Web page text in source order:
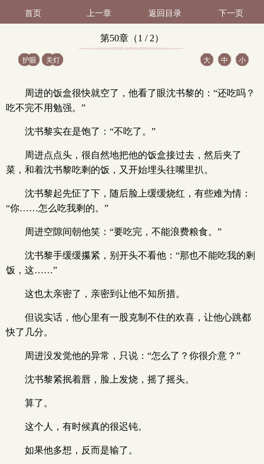
首页 上一章 返回目录 下一页
第50章（1 / 2）
护眼 关灯 大 中 小
周进的饭盒很快就空了，他看了眼沈书黎的：“还吃吗？
吃不完不用勉强。”
沈书黎实在是饱了：“不吃了。”
周进点点头，很自然地把他的饭盒接过去，然后夹了
菜，和着沈书黎吃剩的饭，又开始埋头往嘴里扒。
沈书黎起先怔了下，随后脸上缓缓烧红，有些难为情：
“你……怎么吃我剩的。”
周进空隙间朝他笑：“要吃完，不能浪费粮食。”
沈书黎手缓缓攥紧，别开头不看他：“那也不能吃我的剩
饭，这……”
这也太亲密了，亲密到让他不知所措。
但说实话，他心里有一股克制不住的欢喜，让他心跳都
快了几分。
周进没发觉他的异常，只说：“怎么了？你很介意？”
沈书黎紧抿着唇，脸上发烧，摇了摇头。
算了。
这个人，有时候真的很迟钝。
如果他多想，反而是输了。